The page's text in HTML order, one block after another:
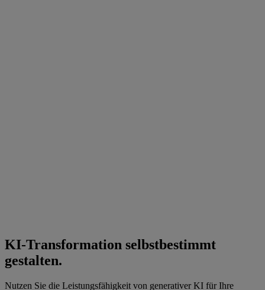
KI-Transformation selbstbestimmt
gestalten.
Nutzen Sie die Leistungsfähigkeit von generativer KI für Ihre